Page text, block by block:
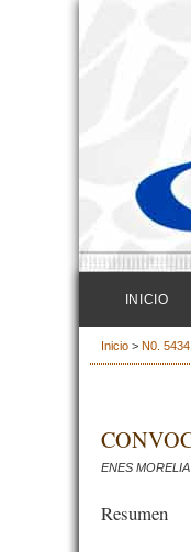
INICIO
Inicio > N0.
ENES MORELIA
Resumen